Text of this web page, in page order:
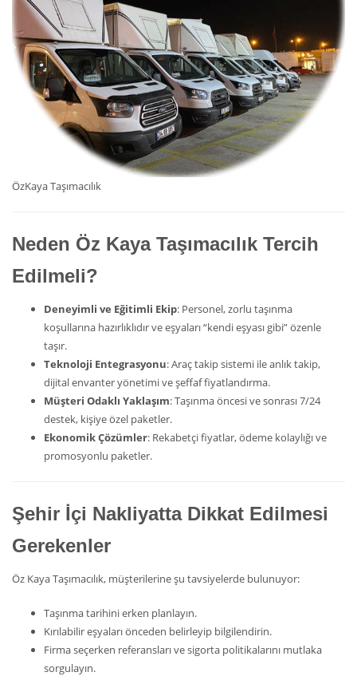
ÖzKaya Taşımacılık
Neden Öz Kaya Taşımacılık Tercih
Edilmeli?
Deneyimli ve Eğitimli Ekip: Personel, zorlu taşınma
koşullarına hazırlıklıdır ve eşyaları “kendi eşyası gibi” özenle
taşır.
Teknoloji Entegrasyonu: Araç takip sistemi ile anlık takip,
dijital envanter yönetimi ve şeffaf fiyatlandırma.
Müşteri Odaklı Yaklaşım: Taşınma öncesi ve sonrası 7/24
destek, kişiye özel paketler.
Ekonomik Çözümler: Rekabetçi fiyatlar, ödeme kolaylığı ve
promosyonlu paketler.
Şehir İçi Nakliyatta Dikkat Edilmesi
Gerekenler
Öz Kaya Taşımacılık, müşterilerine şu tavsiyelerde bulunuyor:
Taşınma tarihini erken planlayın.
Kırılabilir eşyaları önceden belirleyip bilgilendirin.
Firma seçerken referansları ve sigorta politikalarını mutlaka
sorgulayın.